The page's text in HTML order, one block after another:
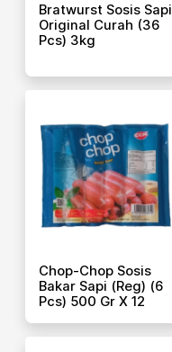
Bratwurst Sosis Sapi
Original Curah (36
Pcs) 3kg
Chop-Chop Sosis
Bakar Sapi (reg) (6
Pcs) 500 Gr X 12